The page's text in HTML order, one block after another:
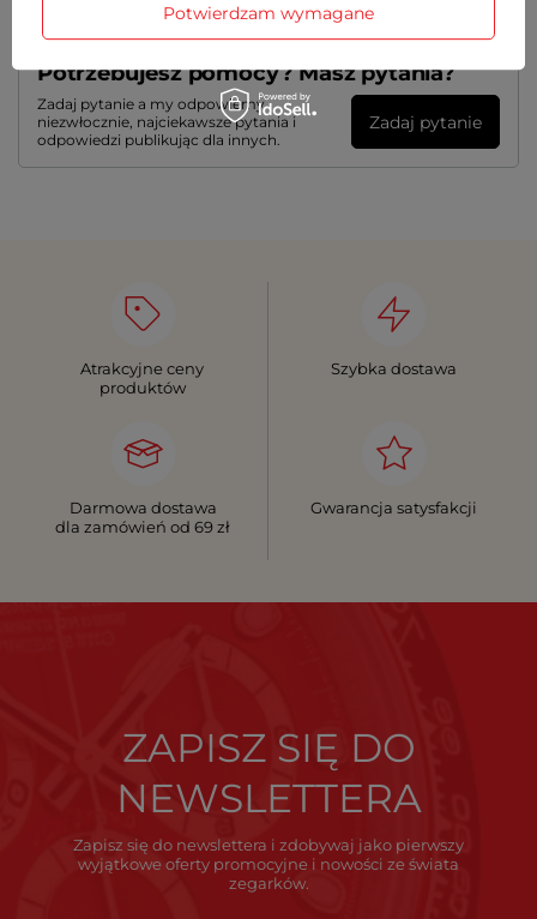
Potrzebujesz pomocy? Masz pytania?
Zadaj pytanie a my odpowiemy
niezwłocznie, najciekawsze pytania i
odpowiedzi publikując dla innych.
Zadaj pytanie
Atrakcyjne ceny
produktów
Szybka dostawa
Darmowa dostawa
dla zamówień od 69 zł
Gwarancja satysfakcji
ZAPISZ SIĘ DO
NEWSLETTERA
Zapisz się do newslettera i zdobywaj jako pierwszy
wyjątkowe oferty promocyjne i nowości ze świata
zegarków.
Potwierdzam wymagane